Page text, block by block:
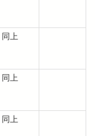
同上
同上
同上